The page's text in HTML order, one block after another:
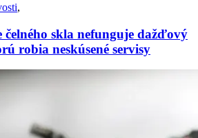
,
čelného skla nefunguje dažďový
robia neskúsené servisy